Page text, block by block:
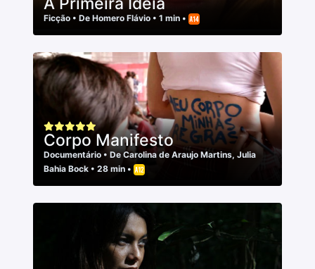
Ficção • De Homero Flávio • 1 min •
Corpo Manifesto
Documentário • De Carolina de Araujo Martins, Julia
Bahia Bock • 28 min •